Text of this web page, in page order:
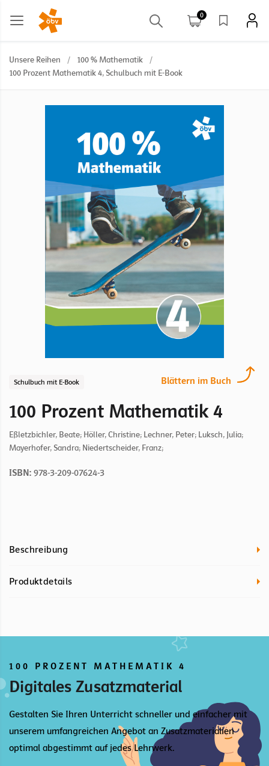
0
Unsere Reihen / 100 % Mathematik
/
100 Prozent Mathematik 4, Schulbuch mit E-Book
Blättern im Buch
Schulbuch mit E-Book
100 Prozent Mathematik 4
Eßletzbichler, Beate; Höller, Christine; Lechner, Peter; Luksch, Julia;
Mayerhofer, Sandra; Niedertscheider, Franz;
ISBN: 978-3-209-07624-3
Beschreibung
Produktdetails
100 PROZENT MATHEMATIK 4
Digitales Zusatzmaterial
Gestalten Sie Ihren Unterricht schneller und einfacher mit
unserem umfangreichen Angebot an Zusatzmaterialien
optimal abgestimmt auf jedes Lehrwerk.